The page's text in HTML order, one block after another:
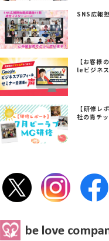
SNS広報
【お客様
leビジネ
【研修レ
社の青チ